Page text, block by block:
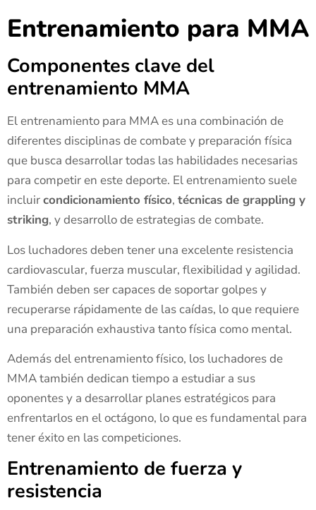
Entrenamiento para MMA
Componentes clave del
entrenamiento MMA
El entrenamiento para MMA es una combinación de
diferentes disciplinas de combate y preparación física
que busca desarrollar todas las habilidades necesarias
para competir en este deporte. El entrenamiento suele
incluircondicionamiento físico, técnicas de grappling y
striking, y desarrollo de estrategias de combate.
Los luchadores deben tener una excelente resistencia
cardiovascular, fuerza muscular, flexibilidad y agilidad.
También deben ser capaces de soportar golpes y
recuperarse rápidamente de las caídas, lo que requiere
una preparación exhaustiva tanto física como mental.
Además del entrenamiento físico, los luchadores de
MMA también dedican tiempo a estudiar a sus
oponentes y a desarrollar planes estratégicos para
enfrentarlos en el octágono, lo que es fundamental para
tener éxito en las competiciones.
Entrenamiento de fuerza y
resistencia